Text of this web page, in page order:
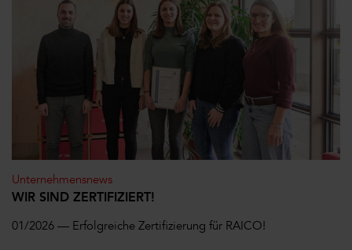
Unternehmensnews
WIR SIND ZERTIFIZIERT!
01/2026 — Erfolgreiche Zertifizierung für RAICO!